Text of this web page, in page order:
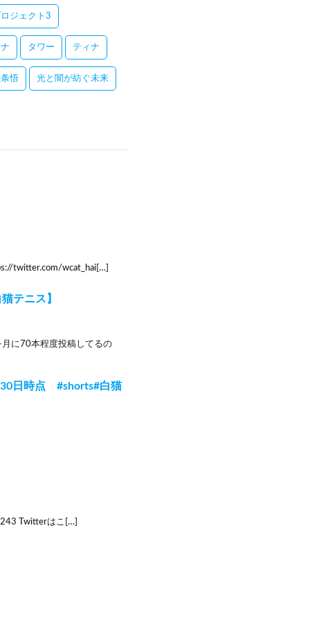
ジェクト3
タワー ティナ
悟 光と闇が紡ぐ未来
twitter.com/wcat_hai[…]
テニス】
に70本程度投稿してるの
30日時点 #shorts#白猫
Twitterはこ[…]